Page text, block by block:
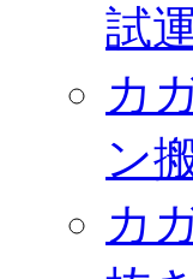
試
カ
ン
カ